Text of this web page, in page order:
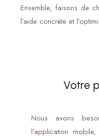
Ensemble, faisons de
l’aide concrète et
Votre
Nous avons
l’application